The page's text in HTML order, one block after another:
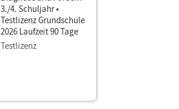
3./4. Schuljahr •
Testlizenz Grundschule
2026 Laufzeit 90 Tage
Testlizenz